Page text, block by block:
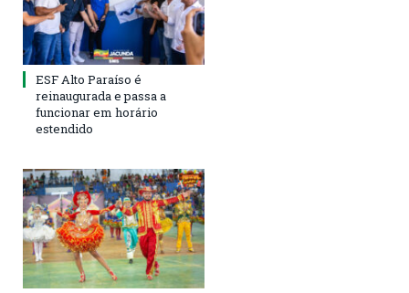
ESF Alto Paraíso é
reinaugurada e passa a
funcionar em horário
estendido